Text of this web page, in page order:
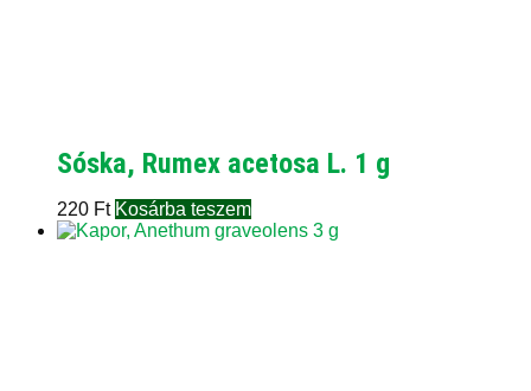
Sóska, Rumex acetosa L. 1 g
220 Ft Kosárba teszem